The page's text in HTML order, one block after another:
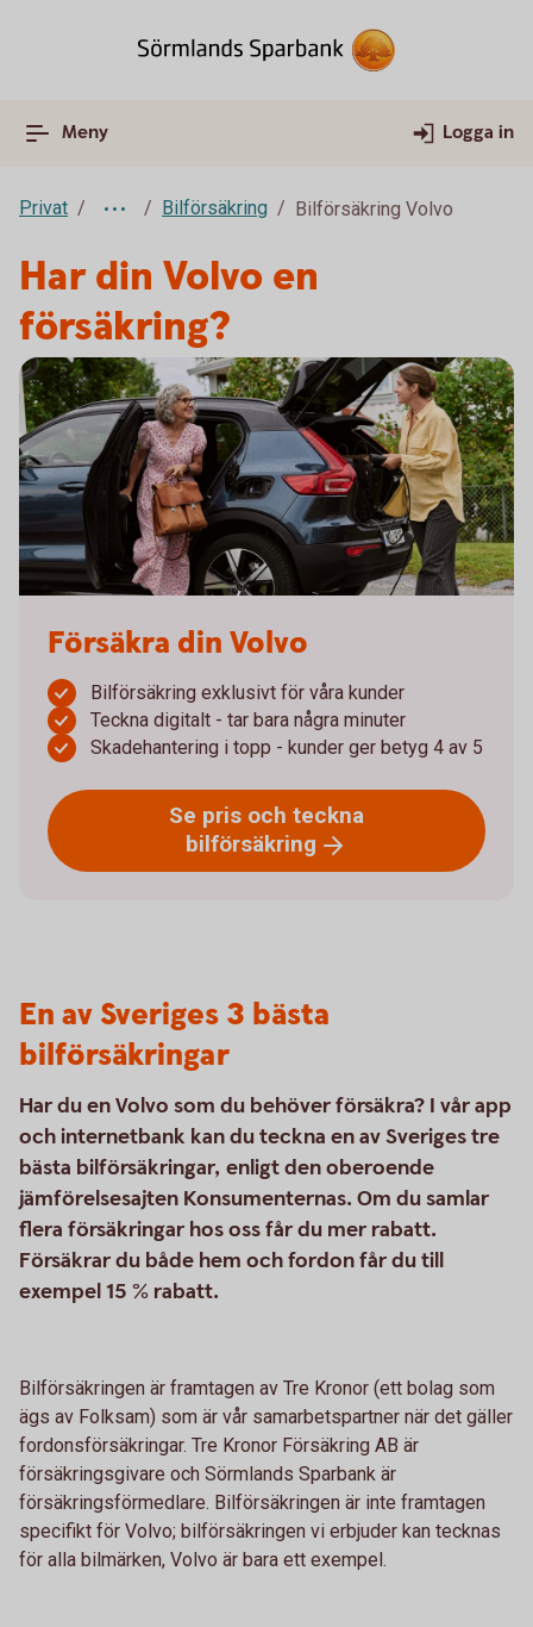
Meny Logga in
Privat Bilförsäkring Bilförsäkring Volvo
Har din Volvo en
försäkring?
Försäkra din Volvo
Bilförsäkring exklusivt för våra kunder
Teckna digitalt - tar bara några minuter
Skadehantering i topp - kunder ger betyg 4 av 5
Se pris och teckna
bilförsäkring
En av Sveriges 3 bästa
bilförsäkringar
Har du en Volvo som du behöver försäkra? I vår app
och internetbank kan du teckna en av Sveriges tre
bästa bilförsäkringar, enligt den oberoende
jämförelsesajten Konsumenternas. Om du samlar
flera försäkringar hos oss får du mer rabatt.
Försäkrar du både hem och fordon får du till
exempel 15 % rabatt.
Bilförsäkringen är framtagen av Tre Kronor (ett bolag som
ägs av Folksam) som är vår samarbetspartner när det gäller
fordonsförsäkringar. Tre Kronor Försäkring AB är
försäkringsgivare och Sörmlands Sparbank är
försäkringsförmedlare. Bilförsäkringen är inte framtagen
specifikt för Volvo; bilförsäkringen vi erbjuder kan tecknas
för alla bilmärken, Volvo är bara ett exempel.